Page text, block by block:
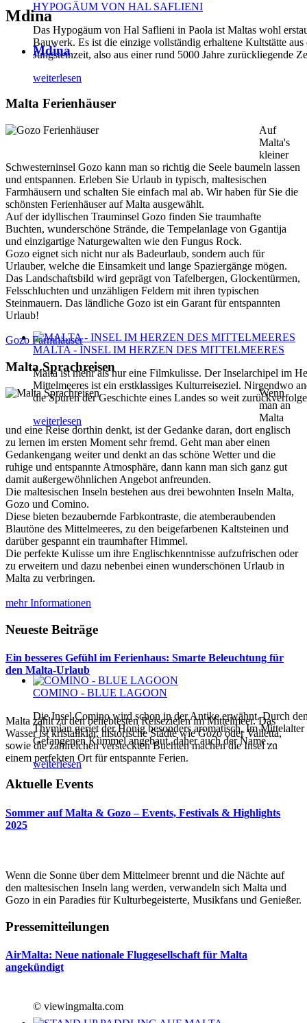
HYPOGÄUM VON HAL SAFLIENI
Das Hypogäum von Hal Saflieni in Paola ist Maltas wohl
Bauwerk. Es ist die einzige vollständig erhaltene Kultstätte aus
Jungsteinzeit, also aus einer rund 5000 Jahre zurückliegende
weiterlesen
MALTA - INSEL IM HERZEN DES MITTELMEERES
Malta ist mehr als nur eine Filmkulisse. Der Inselarchipel im
Mittelmeeres ist ein erstklassiges Kulturreiseziel. Nirgendwo
die Spuren der Geschichte eines Landes so weit
weiterlesen
COMINO - BLUE LAGOON
Die Insel Comino wird schon in der Antike erwähnt. Durch
Thymian geriet der Honig besonders aromatisch. Im
Gefangenen Kümmel angebaut, daher auch der Name…
weiterlesen
Mdina
Mdina
Malta Ferienhäuser
Auf
Malta's
kleiner
Schwesterninsel Gozo kann man so richtig die Seele baumeln lassen
und entspannen. Erleben Sie Urlaub in typisch, maltesischen
Farmhäusern und schalten Sie einfach mal ab. Wir haben für Sie die
schönsten Ferienhäuser auf Malta ausgewählt.
Auf der idyllischen Trauminsel Gozo finden Sie traumhafte
Buchten, wunderschöne Strände, die Tempelanlage von Ggantija
und einzigartige Naturgewalten wie den Fungus Rock.
Gozo eignet sich nicht nur als Badeurlaub, sondern auch für
Urlauber, welche die Einsamkeit und lange Spaziergänge mögen.
Das Landschaftsbild wird geprägt von Tafelbergen, Glockentürmen,
Felsschluchten und unzähligen Feldern mit ihren typischen
Steinmauern. Das ländliche Gozo ist ein Garant für entspannten
Urlaub!
Gozo Farmhäuser
Malta Sprachreisen
Wenn
man an
Malta
und eine Reise dorthin denkt, ist der Gedanke daran, dort englisch
zu lernen im ersten Moment sehr fremd. Geht man aber einen
Gedankengang weiter und denkt an das schöne Wetter und die
ruhige und entspannte Atmosphäre, dann kann man sich ganz gut
damit außergewöhnlichen Angebot anfreunden.
Die maltesischen Inseln bestehen aus drei bewohnten Inseln Malta,
Gozo und Comino.
Diese bieten bezaubernde Farbkontraste, die atemberaubenden
Blautöne des Mittelmeeres, zu den beigefarbenen Kaltsteinen und
darüber gespannt ein traumhafter Himmel.
Die perfekte Kulisse um ihre Englischkenntnisse aufzufrischen oder
zu erweitern und dazu nebenbei einen wunderschönen Urlaub in
Malta zu verbringen.
mehr Informationen
Neueste Beiträge
Ein besseres Gefühl im Ferienhaus: Smarte Beleuchtung für
den Malta-Urlaub
Malta zählt zu den beliebtesten Reisezielen im Mittelmeer. Das
Wasser ist kristallklar, historische Städte wie Gozo oder Valletta,
sowie die zahlreichen versteckten Buchten machen die Insel zu
einem perfekten Ort für entspannte Ferien.
Aktuelle Events
Sommer auf Malta & Gozo – Events, Festivals & Highlights
2025
Wenn die Sonne über dem Mittelmeer brennt und die Nächte auf
den maltesischen Inseln lang werden, verwandeln sich Malta und
Gozo in ein Paradies für Kulturbegeisterte, Musikfans und Genießer.
Pressemitteilungen
AirMalta: Neue nationale Fluggesellschaft für Malta
angekündigt
© viewingmalta.com